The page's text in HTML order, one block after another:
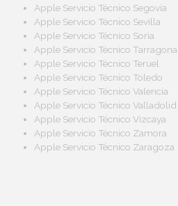
Apple Servicio Técnico Segovia
Apple Servicio Técnico Sevilla
Apple Servicio Técnico Soria
Apple Servicio Técnico Tarragona
Apple Servicio Técnico Teruel
Apple Servicio Técnico Toledo
Apple Servicio Técnico Valencia
Apple Servicio Técnico Valladolid
Apple Servicio Técnico Vizcaya
Apple Servicio Técnico Zamora
Apple Servicio Técnico Zaragoza